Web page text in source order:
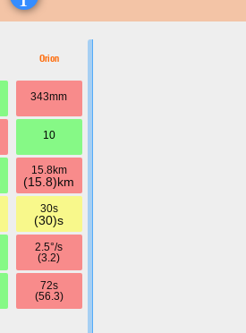
Orion
343mm
10
15.8km
(15.8)km
30s
(30)s
2.5°/s
(3.2)
72s
(56.3)